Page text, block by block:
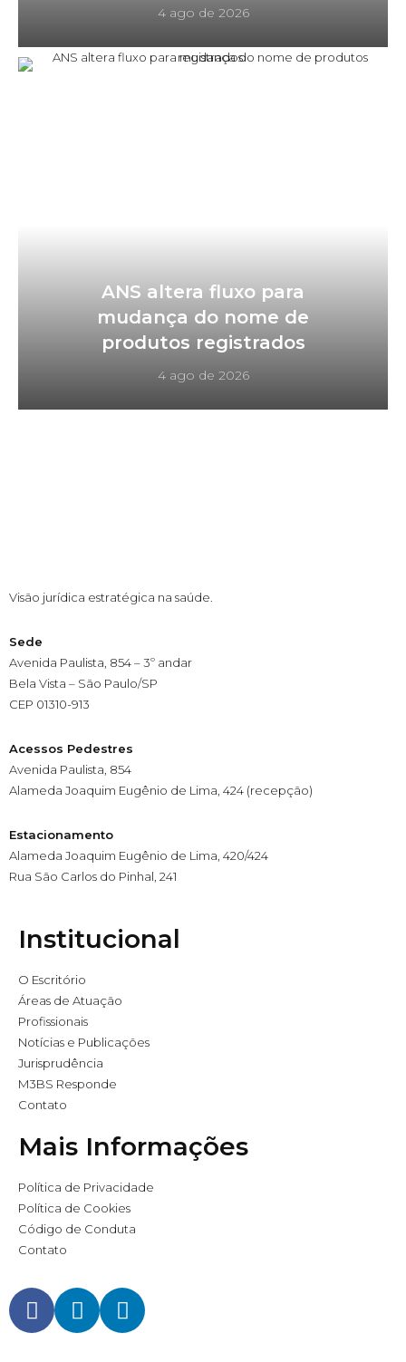
4 ago de 2026
ANS altera fluxo para
mudança do nome de
produtos registrados
4 ago de 2026
Visão jurídica estratégica na saúde.
Sede
Avenida Paulista, 854 – 3º andar
Bela Vista – São Paulo/SP
CEP 01310-913
Acessos Pedestres
Avenida Paulista, 854
Alameda Joaquim Eugênio de Lima, 424 (recepção)
Estacionamento
Alameda Joaquim Eugênio de Lima, 420/424
Rua São Carlos do Pinhal, 241
Institucional
O Escritório
Áreas de Atuação
Profissionais
Notícias e Publicações
Jurisprudência
M3BS Responde
Contato
Mais Informações
Política de Privacidade
Política de Cookies
Código de Conduta
Contato